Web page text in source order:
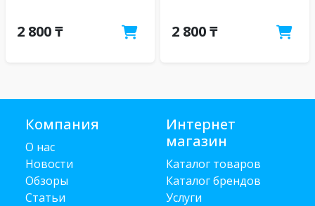
2 800 ₸ 2 800 ₸
Компания
О нас
Новости
Обзоры
Статьи
Интернет
магазин
Каталог товаров
Каталог брендов
Услуги